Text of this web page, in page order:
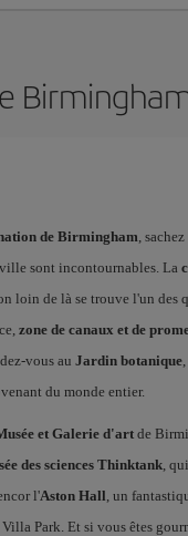
de Birmingham,
sont incontournables. La
loin de là se trouve l'un des
zone de canaux et de
vous au Jardin botanique
du monde entier.
et Galerie d'artde
des sciences Thinktank,
l'Aston Hall, un
Park. Et si vous êtes